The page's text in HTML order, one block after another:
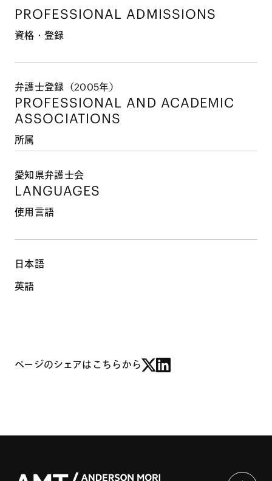
PROFESSIONAL ADMISSIONS
資格・登録
弁護士登録（2005年）
PROFESSIONAL AND ACADEMIC
ASSOCIATIONS
所属
愛知県弁護士会
LANGUAGES
使用言語
日本語
英語
ページのシェアはこちらから